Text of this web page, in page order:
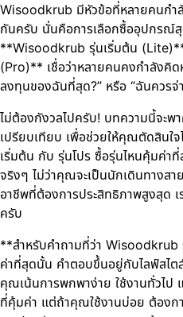
Wisoodkrub มีหัวข้อที่หลายคนกำ
กันครับ นั่นคือการเลือกซื้ออุปกรณ์
**Wisoodkrub รุ่นเริ่มต้น
(Pro)** เชื่อว่าหลายคนคงกำลังคิด
ลงทุนของฉันที่สุด?” หรือ “ฉันควรจ่
ไม่ต้องกังวลไปครับ! บทความนี้จะพ
เปรียบเทียบ เพื่อช่วยให้คุณตัดสินใ
เริ่มต้น กับ รุ่นโปร ซื้อรุ่นไหนคุ้มค่า
จริงๆ ไม่ว่าคุณจะเป็นนักเดินทางสา
อาชีพที่ต้องการประสิทธิภาพสูงสุด
ครับ
**สำหรับคำถามที่ว่า Wisoodkrub
ค่าที่สุดนั้น คำตอบขึ้นอยู่กับไลฟ์สไ
คุณเน้นการพกพาง่าย ใช้งานทั่วไป
ที่คุ้มค่า แต่ถ้าคุณใช้งานบ่อย ต้องก